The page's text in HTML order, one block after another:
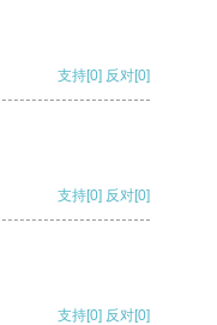
支持[0] 反对[0]
支持[0] 反对[0]
支持[0] 反对[0]